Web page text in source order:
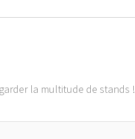
la multitude de stands !